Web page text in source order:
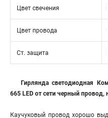
Цвет свечения
Цвет провода
Ст. защита
Гирлянда светодиодная
665 LED от сети черный провод,
Каучуковый провод хорошо